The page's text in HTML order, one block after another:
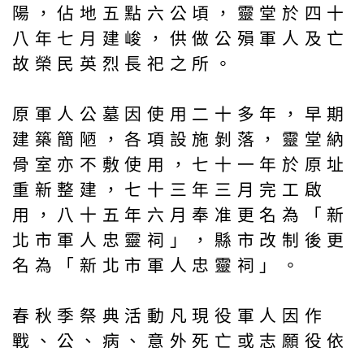
陽，佔地五點六公頃，靈堂於四十
八年七月建峻，供做公殞軍人及亡
故榮民英烈長祀之所。
原軍人公墓因使用二十多年，早期
建築簡陋，各項設施剝落，靈堂納
骨室亦不敷使用，七十一年於原址
重新整建，七十三年三月完工啟
用，八十五年六月奉准更名為「新
北市軍人忠靈祠」，縣市改制後更
名為「新北市軍人忠靈祠」。
春秋季祭典活動凡現役軍人因作
戰、公、病、意外死亡或志願役依